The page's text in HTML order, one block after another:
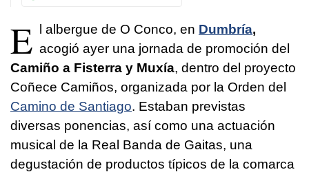
E l albergue de O Conco, en Dumbría,
acogió ayer una jornada de promoción del
Camiño a Fisterra y Muxía, dentro del proyecto
Coñece Camiños, organizada por la Orden del
Camino de Santiago. Estaban previstas
diversas ponencias, así como una actuación
musical de la Real Banda de Gaitas, una
degustación de productos típicos de la comarca